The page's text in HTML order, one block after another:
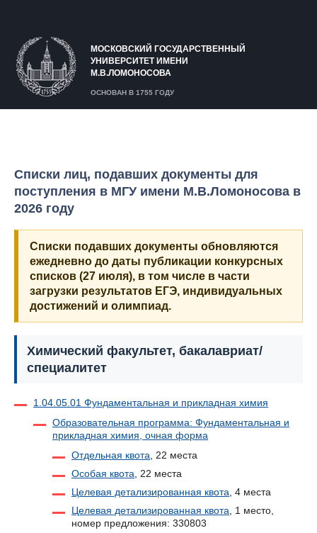
МОСКОВСКИЙ ГОСУДАРСТВЕННЫЙ
УНИВЕРСИТЕТ ИМЕНИ
М.В.ЛОМОНОСОВА
ОСНОВАН В 1755 ГОДУ
Списки лиц, подавших документы для
поступления в МГУ имени М.В.Ломоносова в
2026 году
Списки подавших документы обновляются
ежедневно до даты публикации конкурсных
списков (27 июля), в том числе в части
загрузки результатов ЕГЭ, индивидуальных
достижений и олимпиад.
Химический факультет, бакалавриат/
специалитет
1.04.05.01 Фундаментальная и прикладная химия
Образовательная программа: Фундаментальная и
прикладная химия, очная форма
Отдельная квота , 22 места
Особая квота , 22 места
Целевая детализированная квота , 4 места
Целевая детализированная квота , 1 место,
номер предложения: 330803